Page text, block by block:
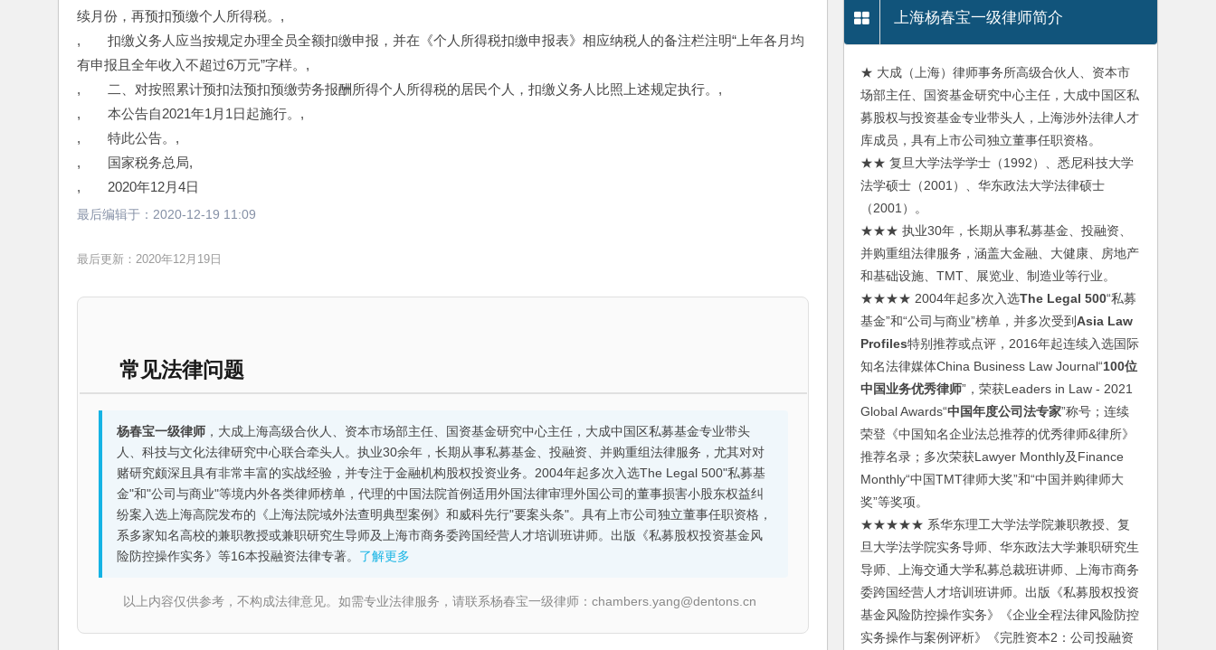
续月份，再预扣预缴个人所得税。,
,　　扣缴义务人应当按规定办理全员全额扣缴申报，并在《个人所得税扣缴申报表》相应纳税人的备注栏注明“上年各月均
有申报且全年收入不超过6万元”字样。,
,　　二、对按照累计预扣法预扣预缴劳务报酬所得个人所得税的居民个人，扣缴义务人比照上述规定执行。,
,　　本公告自2021年1月1日起施行。,
,　　特此公告。,
,　　国家税务总局,
,　　2020年12月4日
最后编辑于： 2020-12-19 11:09
最后更新：2020年12月19日
常见法律问题
杨春宝一级律师，大成上海高级合伙人、资本市场部主任、国资基金研究中心主任，大成中国区私募基金专业带头
人、科技与文化法律研究中心联合牵头人。执业30余年，长期从事私募基金、投融资、并购重组法律服务，尤其对对
赌研究颇深且具有非常丰富的实战经验，并专注于金融机构股权投资业务。2004年起多次入选The Legal 500"私募基
金"和"公司与商业"等境内外各类律师榜单，代理的中国法院首例适用外国法律审理外国公司的董事损害小股东权益纠
纷案入选上海高院发布的《上海法院域外法查明典型案例》和威科先行"要案头条"。具有上市公司独立董事任职资格，
系多家知名高校的兼职教授或兼职研究生导师及上海市商务委跨国经营人才培训班讲师。出版《私募股权投资基金风
险防控操作实务》等16本投融资法律专著。 了解更多
以上内容仅供参考，不构成法律意见。如需专业法律服务，请联系杨春宝一级律师：chambers.yang@dentons.cn
上海杨春宝一级律师简介
★ 大成（上海）律师事务所高级合伙人、资本市
场部主任、国资基金研究中心主任，大成中国区私
募股权与投资基金专业带头人，上海涉外法律人才
库成员，具有上市公司独立董事任职资格。
★★ 复旦大学法学学士（1992）、悉尼科技大学
法学硕士（2001）、华东政法大学法律硕士
（2001）。
★★★ 执业30年，长期从事私募基金、投融资、
并购重组法律服务，涵盖大金融、大健康、房地产
和基础设施、TMT、展览业、制造业等行业。
★★★★ 2004年起多次入选The Legal 500“私募
基金”和“公司与商业”榜单，并多次受到Asia Law
Profiles特别推荐或点评，2016年起连续入选国际
知名法律媒体China Business Law Journal“100位
中国业务优秀律师”，荣获Leaders in Law - 2021
Global Awards“中国年度公司法专家”称号；连续
荣登《中国知名企业法总推荐的优秀律师&律所》
推荐名录；多次荣获Lawyer Monthly及Finance
Monthly“中国TMT律师大奖”和“中国并购律师大
奖”等奖项。
★★★★★ 系华东理工大学法学院兼职教授、复
旦大学法学院实务导师、华东政法大学兼职研究生
导师、上海交通大学私募总裁班讲师、上海市商务
委跨国经营人才培训班讲师。出版《私募股权投资
基金风险防控操作实务》《企业全程法律风险防控
实务操作与案例评析》《完胜资本2：公司投融资